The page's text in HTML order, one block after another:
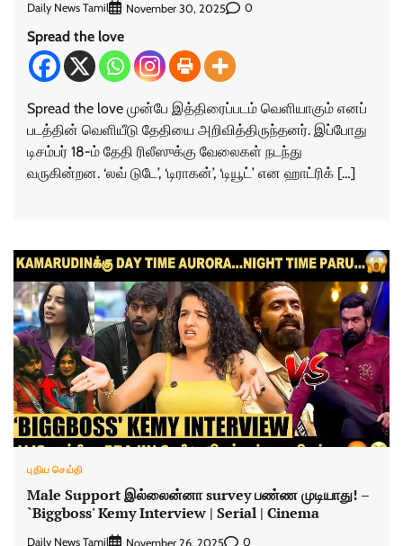
Daily News Tamil November 30, 2025 0
Spread the love
Spread the love முன்பே இத்திரைப்படம் வெளியாகும் எனப்
படத்தின் வெளியீடு தேதியை அறிவித்திருந்தனர். இப்போது
டிசம்பர் 18-ம் தேதி ரிலீஸுக்கு வேலைகள் நடந்து
வருகின்றன. ‘லவ் டுடே’, ‘டிராகன்’, ‘டியூட்’ என ஹாட்ரிக் […]
புதிய செய்தி
Male Support இல்லைன்னா survey பண்ண முடியாது! –
`Biggboss' Kemy Interview | Serial | Cinema
Daily News Tamil November 26, 2025 0